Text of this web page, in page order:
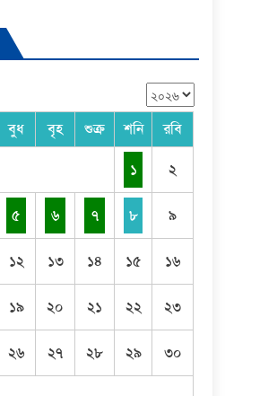
বুধ বৃহ শুক্র শনি রবি
১ ২
৫ ৬ ৭ ৮ ৯
১২ ১৩ ১৪ ১৫ ১৬
১৯ ২০ ২১ ২২ ২৩
২৬ ২৭ ২৮ ২৯ ৩০